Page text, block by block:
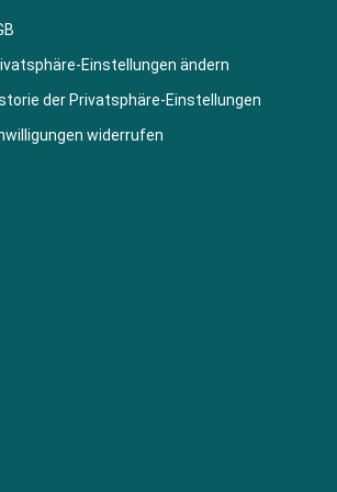
Einstellungen ändern
der Privatsphäre-Einstellungen
widerrufen